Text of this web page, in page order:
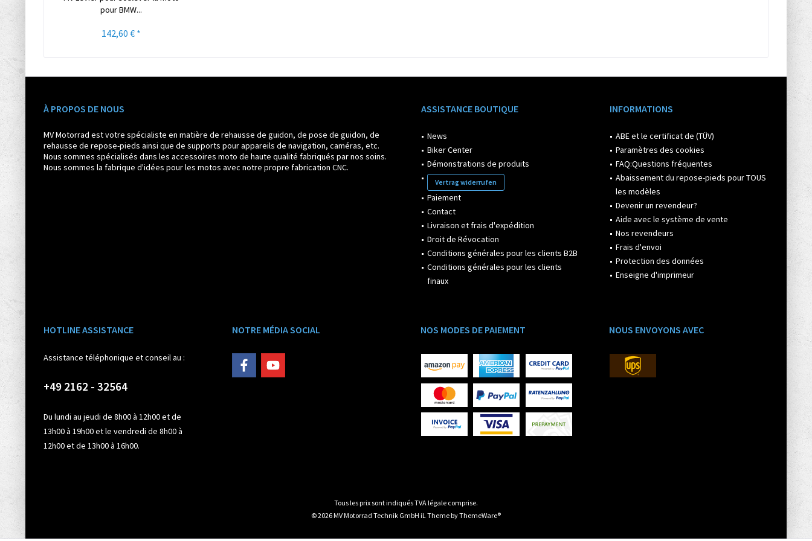
pour BMW...
142,60 € *
À PROPOS DE NOUS
MV Motorrad est votre spécialiste en matière de rehausse de guidon, de pose de guidon, de
rehausse de repose-pieds ainsi que de supports pour appareils de navigation, caméras, etc.
Nous sommes spécialisés dans les accessoires moto de haute qualité fabriqués par nos soins.
Nous sommes la fabrique d'idées pour les motos avec notre propre fabrication CNC.
ASSISTANCE BOUTIQUE
News
Biker Center
Démonstrations de produits
Vertrag widerrufen
Paiement
Contact
Livraison et frais d'expédition
Droit de Révocation
Conditions générales pour les clients B2B
Conditions générales pour les clients
finaux
INFORMATIONS
ABE et le certificat de (TÜV)
Paramètres des cookies
FAQ:Questions fréquentes
Abaissement du repose-pieds pour TOUS
les modèles
Devenir un revendeur?
Aide avec le système de vente
Nos revendeurs
Frais d'envoi
Protection des données
Enseigne d'imprimeur
HOTLINE ASSISTANCE
Assistance téléphonique et conseil au :
+49 2162 - 32564
Du lundi au jeudi de 8h00 à 12h00 et de
13h00 à 19h00 et le vendredi de 8h00 à
12h00 et de 13h00 à 16h00.
NOTRE MÉDIA SOCIAL NOS MODES DE PAIEMENT NOUS ENVOYONS AVEC
Tous les prix sont indiqués TVA légale comprise.
© 2026 MV Motorrad Technik GmbH iL Theme byThemeWare®